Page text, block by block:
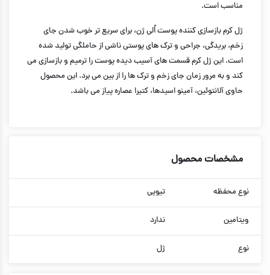
مناسب است.
ژل کرم بازسازی کننده پوست اُلی ژن، برای سریع تر خوب شدن جای
زخم، بریدگی، جراحی و ترک های پوستی ناشی از حاملگی تولید شده
است. این ژل کرم قسمت های آسیب دیده پوست را ترمیم و بازسازی می
کند و به مرور زمان جای زخم و ترک ها را از بین می برد. این محصول
حاوی آلانتوئین، آمینو اسیدها، کتیرا عصاره پیاز می باشد.
مشخصات محصول
نوع محفظه تیوپی
ویتامین ندارد
نوع ژل